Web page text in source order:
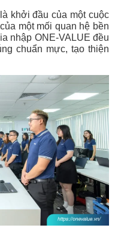
khởi đầu của một cuộc
một mối quan hệ bền
nhập ONE-VALUE đều
chuẩn mực, tạo thiện